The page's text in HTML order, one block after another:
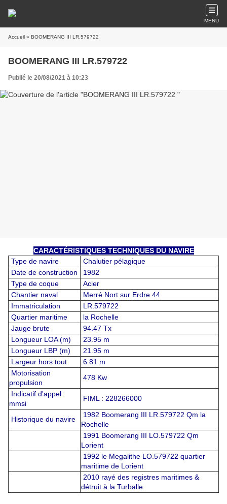
MENU
Accueil » BOOMERANG III LR.579722
BOOMERANG III LR.579722
Publié le 20/08/2021 à 10:23
CARACTÉRISTIQUES TECHNIQUES DU NAVIRE
Type de navire
Chalutier pélagique
Date de construction
1982
Type de coque
Acier
Chantier naval
Merré Nort sur Erdre 44
Immatriculation
LR.579722
Quartier maritime
la Rochelle
Jauge brute
94.47 Tx
Longueur LOA (m)
23.95 m
Longueur LBP (m)
21.95 m
Largeur hors tout
6.81 m
Motorisation
propulsion
478 Kw
Indicatif d'appel :
mmsi
FIML : 228266000
Historique du navire
1982 Boomerang III LR.579722 Qm la
Rochelle
1991 Boomerang III LO.579722 Qm
Lorient
1992 le Megalithe LO.579722 quartier
maritime de Lorient
2010 rayé des registres maritimes &
détruit à la Turballe